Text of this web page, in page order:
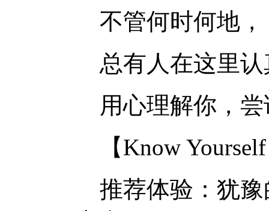
不管何时何地，
总有人在这里认
用心理解你，尝
【Know Yourself
推荐体验：犹豫